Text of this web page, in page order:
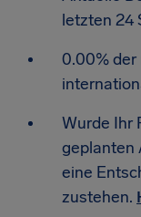
letzten 24
0.00% der
Wurde Ihr
geplanten
eine
zustehen.